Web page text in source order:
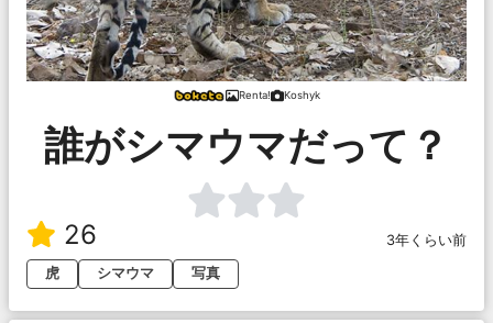
Renta! Koshyk
誰がシマウマだって？
26
3年くらい前
虎
シマウマ 写真